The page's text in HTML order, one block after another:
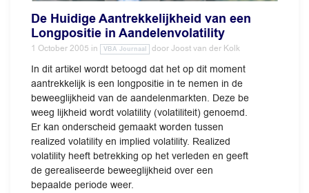
De Huidige Aantrekkelijkheid van een
Longpositie in Aandelenvolatility
1 October 2005 in VBA Journaal doorJoost van der Kolk
In dit artikel wordt betoogd dat het op dit moment
aantrekkelijk is een longpositie in te nemen in de
beweeglijkheid van de aandelenmarkten. Deze be
weeg lijkheid wordt volatility (volatiliteit) genoemd.
Er kan onderscheid gemaakt worden tussen
realized volatility en implied volatility. Realized
volatility heeft betrekking op het verleden en geeft
de gerealiseerde beweeglijkheid over een
bepaalde periode weer.